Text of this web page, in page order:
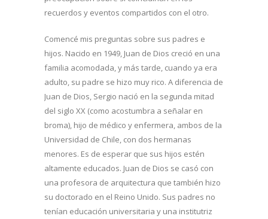
recuerdos y eventos compartidos con el otro.
Comencé mis preguntas sobre sus padres e
hijos. Nacido en 1949, Juan de Dios creció en una
familia acomodada, y más tarde, cuando ya era
adulto, su padre se hizo muy rico. A diferencia de
Juan de Dios, Sergio nació en la segunda mitad
del siglo XX (como acostumbra a señalar en
broma), hijo de médico y enfermera, ambos de la
Universidad de Chile, con dos hermanas
menores. Es de esperar que sus hijos estén
altamente educados. Juan de Dios se casó con
una profesora de arquitectura que también hizo
su doctorado en el Reino Unido. Sus padres no
tenían educación universitaria y una institutriz